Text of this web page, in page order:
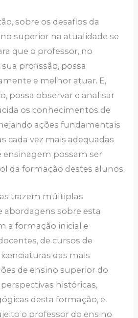
sobre os desafios da
superior na atualidade se
que o professor, no
profissão, possa
e melhor atuar. E,
possa observar e analisar
os conhecimentos de
ações fundamentais
cada vez mais adequadas
ensinagem possam ser
da formação destes alunos.
trazem múltiplas
abordagens sobre esta
a formação inicial e
de cursos de
das mais
de ensino superior do
históricas,
desta formação, e
o professor do ensino